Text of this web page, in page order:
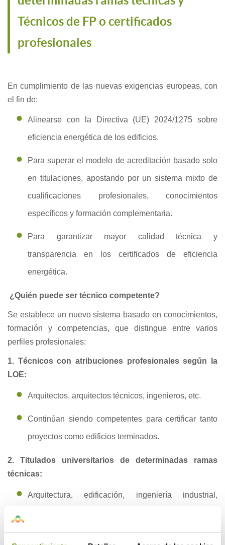
Técnicos de FP o certificados
profesionales
En cumplimiento de las nuevas exigencias europeas, con
el fin de:
Alinearse con la Directiva (UE) 2024/1275 sobre
eficiencia energética de los edificios.
Para superar el modelo de acreditación basado solo
en titulaciones, apostando por un sistema mixto de
cualificaciones profesionales, conocimientos
específicos y formación complementaria.
Para garantizar mayor calidad técnica y
transparencia en los certificados de eficiencia
energética.
¿Quién puede ser técnico competente?
Se establece un nuevo sistema basado en conocimientos,
formación y competencias, que distingue entre varios
perfiles profesionales:
1. Técnicos con atribuciones profesionales según la
LOE:
Arquitectos, arquitectos técnicos, ingenieros, etc.
Continúan siendo competentes para certificar tanto
proyectos como edificios terminados.
2. Titulados universitarios de determinadas ramas
técnicas:
Arquitectura, edificación, ingeniería industrial,